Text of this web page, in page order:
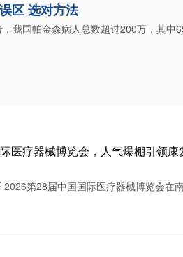
区 选对方法
我国帕金森病人总数超过200万，其中
医疗器械博览会，人气爆棚引领康
第28届中国国际医疗器械博览会在